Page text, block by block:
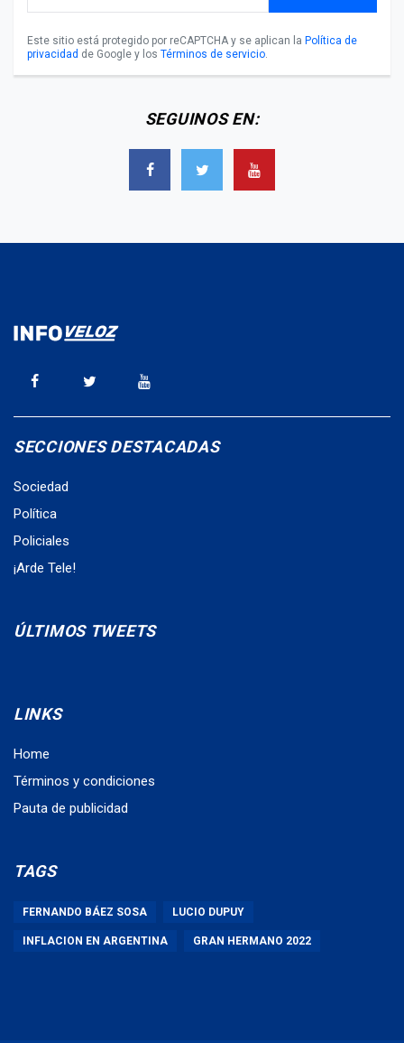
Este sitio está protegido por reCAPTCHA y se aplican la Política de
privacidad de Google y los Términos de servicio.
SEGUINOS EN:
SECCIONES DESTACADAS
Sociedad
Política
Policiales
¡Arde Tele!
ÚLTIMOS TWEETS
LINKS
Home
Términos y condiciones
Pauta de publicidad
TAGS
FERNANDO BÁEZ SOSA LUCIO DUPUY
INFLACION EN ARGENTINA GRAN HERMANO 2022